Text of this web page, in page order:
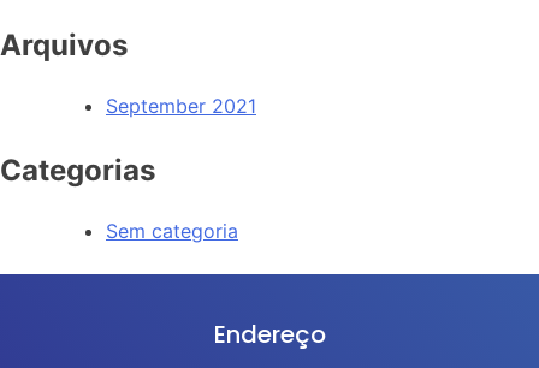
Arquivos
September 2021
Categorias
Sem categoria
Endereço